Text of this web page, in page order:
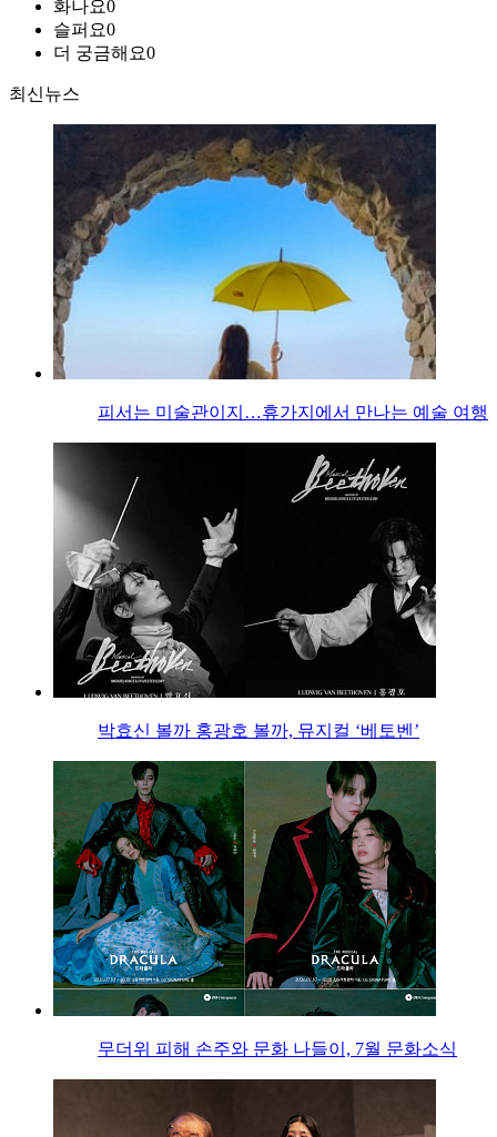
화나요0
슬퍼요0
더 궁금해요0
최신뉴스
피서는 미술관이지…휴가지에서 만나는 예술 여행
박효신 볼까 홍광호 볼까, 뮤지컬 ‘베토벤’
무더위 피해 손주와 문화 나들이, 7월 문화소식